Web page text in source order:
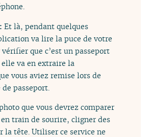
:Et là, pendant quelques
va lire la puce de votre
que c’est un passeport
va en extraire la
vous aviez remise lors de
passeport.
que vous devrez comparer
train de sourire, cligner des
la tête. Utiliser ce service ne